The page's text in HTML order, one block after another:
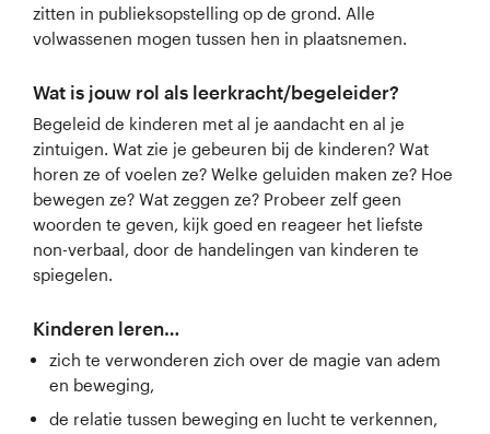
zitten in publieksopstelling op de grond. Alle
volwassenen mogen tussen hen in plaatsnemen.
Wat is jouw rol als leerkracht/begeleider?
Begeleid de kinderen met al je aandacht en al je
zintuigen. Wat zie je gebeuren bij de kinderen? Wat
horen ze of voelen ze? Welke geluiden maken ze? Hoe
bewegen ze? Wat zeggen ze? Probeer zelf geen
woorden te geven, kijk goed en reageer het liefste
non-verbaal, door de handelingen van kinderen te
spiegelen.
Kinderen leren…
zich te verwonderen zich over de magie van adem
en beweging,
de relatie tussen beweging en lucht te verkennen,